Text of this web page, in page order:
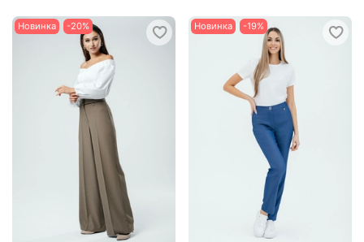
Новинка -20% Новинка -19%